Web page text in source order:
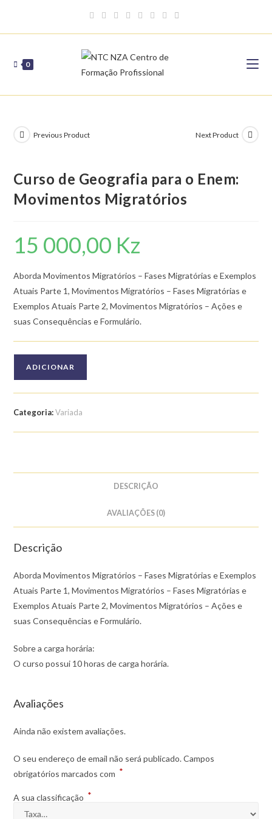
content
0
Previous Product Next Product
Curso de Geografia para o Enem:
Movimentos Migratórios
15 000,00 Kz
Aborda Movimentos Migratórios – Fases Migratórias e Exemplos
Atuais Parte 1, Movimentos Migratórios – Fases Migratórias e
Exemplos Atuais Parte 2, Movimentos Migratórios – Ações e
suas Consequências e Formulário.
Curso
ADICIONAR
Categoria:Variada
DESCRIÇÃO
AVALIAÇÕES (0)
Descrição
Aborda Movimentos Migratórios – Fases Migratórias e Exemplos
Atuais Parte 1, Movimentos Migratórios – Fases Migratórias e
Exemplos Atuais Parte 2, Movimentos Migratórios – Ações e
suas Consequências e Formulário.
Sobre a carga horária:
O curso possui 10 horas de carga horária.
Avaliações
Ainda não existem avaliações.
O seu endereço de email não será publicado. Campos
obrigatórios marcados com *
A sua classificação *